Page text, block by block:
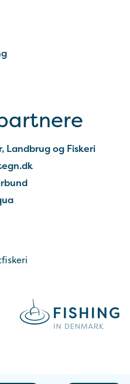
Landbrug og Fiskeri